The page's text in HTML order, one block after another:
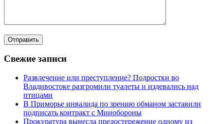
Свежие записи
Развлечение или преступление? Подростки во
Владивостоке разгромили туалеты и издевались над
птицами
В Приморье инвалида по зрению обманом заставили
подписать контракт с Минобороны
Прокуратура вынесла предостережение одному из